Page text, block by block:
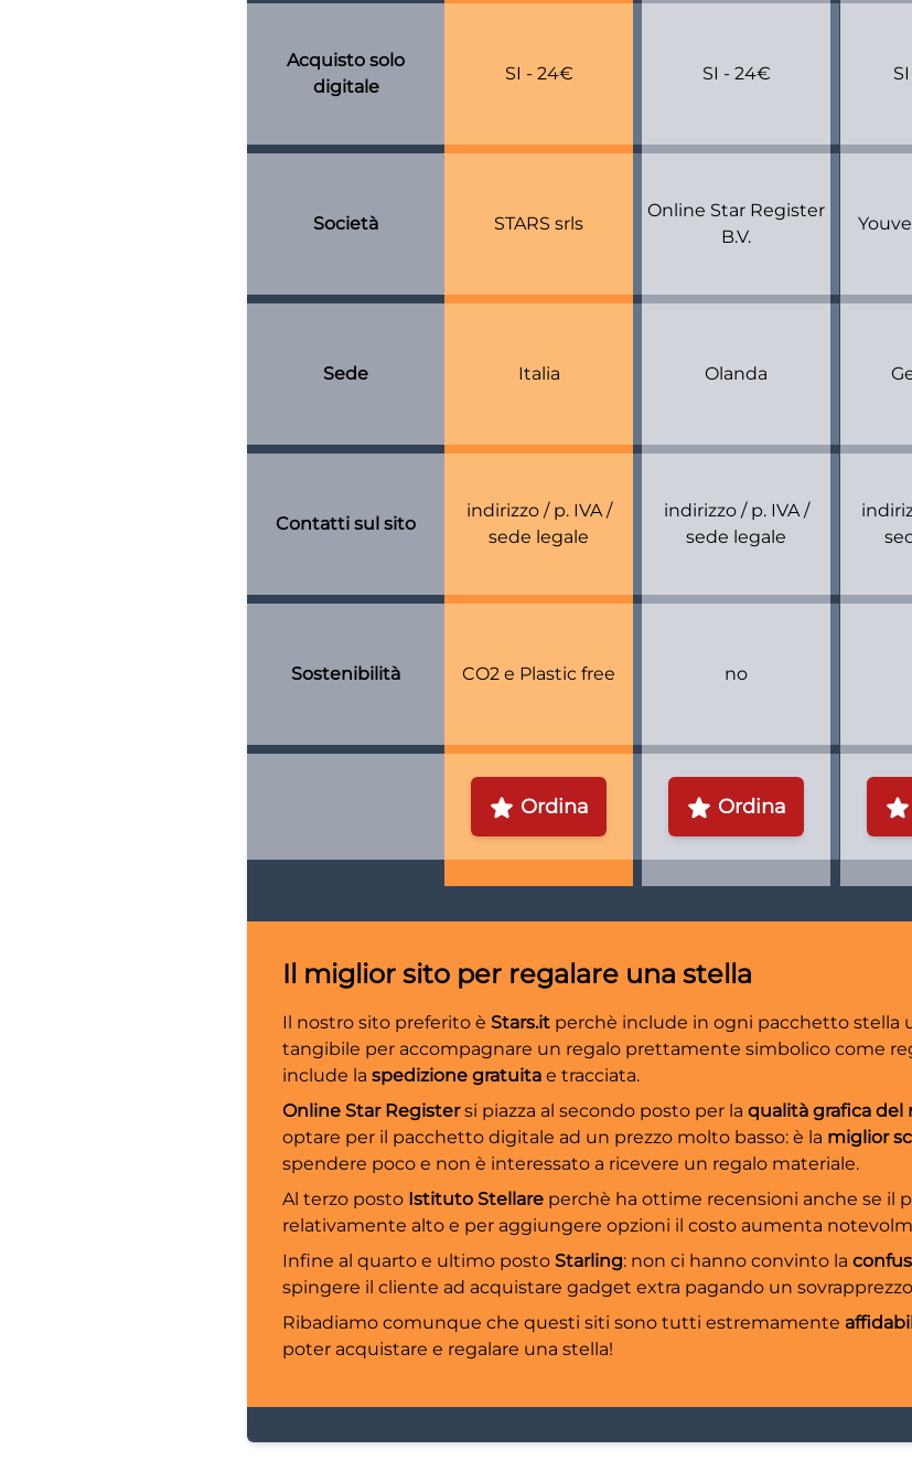
Acquisto solo
digitale
Società
Sede
Contatti sul sito
Sostenibilità
SI - 24€
STARS srls
Italia
indirizzo / p. IVA /
sede legale
CO2 e Plastic free
Ordina
SI - 24€
Online Star Register
B.V.
Olanda
indirizzo / p. IVA /
sede legale
no
Ordina
Il miglior sito per regalare una stella
Il nostro sito preferito è Stars.it perchè include in ogni pacchetto stella
tangibile per accompagnare un regalo prettamente simbolico come
include la spedizione gratuita e tracciata.
Online Star Registersi piazza al secondo posto per la qualità grafica del
optare per il pacchetto digitale ad un prezzo molto basso: è la miglior
spendere poco e non è interessato a ricevere un regalo materiale.
Al terzo posto Istituto Stellare perchè ha ottime recensioni anche se il
relativamente alto e per aggiungere opzioni il costo aumenta
Infine al quarto e ultimo posto Starling: non ci hanno convinto la
spingere il cliente ad acquistare gadget extra pagando un
Ribadiamo comunque che questi siti sono tutti estremamente
poter acquistare e regalare una stella!